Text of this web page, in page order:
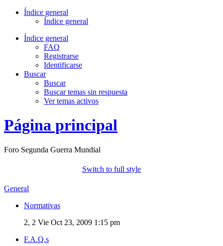
Índice general
Índice general
Índice general
FAQ
Registrarse
Identificarse
Buscar
Buscar
Buscar temas sin respuesta
Ver temas activos
Página principal
Foro Segunda Guerra Mundial
Switch to full style
General
Normativas
2, 2 Vie Oct 23, 2009 1:15 pm
F.A.Q.s